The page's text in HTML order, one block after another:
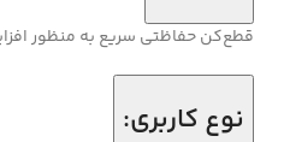
قطع‌کن حفاظتی سریع به منظور
نوع کاربری: